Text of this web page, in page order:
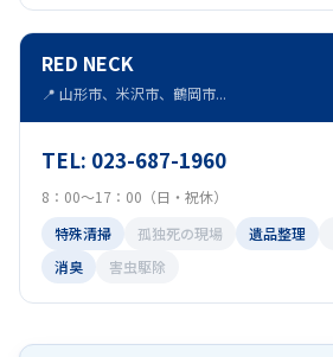
RED NECK
📍 山形市、米沢市、鶴岡市...
TEL: 023-687-1960
8：00〜17：00（日・祝休）
特殊清掃
孤独死の現場 遺品整理
消臭
害虫駆除